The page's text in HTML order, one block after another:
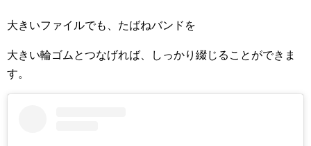
大きいファイルでも、たばねバンドを
大きい輪ゴムとつなげれば、しっかり綴じることができま
す。